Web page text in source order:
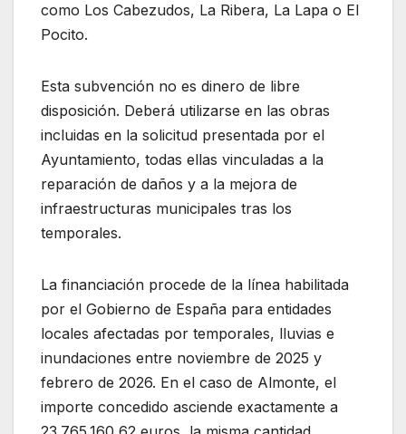
como Los Cabezudos, La Ribera, La Lapa o El
Pocito.
Esta subvención no es dinero de libre
disposición. Deberá utilizarse en las obras
incluidas en la solicitud presentada por el
Ayuntamiento, todas ellas vinculadas a la
reparación de daños y a la mejora de
infraestructuras municipales tras los
temporales.
La financiación procede de la línea habilitada
por el Gobierno de España para entidades
locales afectadas por temporales, lluvias e
inundaciones entre noviembre de 2025 y
febrero de 2026. En el caso de Almonte, el
importe concedido asciende exactamente a